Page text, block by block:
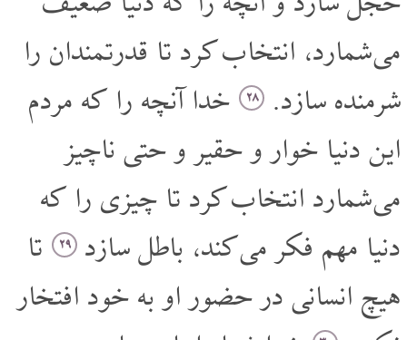
می شمارد، انتخاب کرد تا قدرتمندان را
شرمنده سازد.
۲۸ خدا آنچه را که مردم
این دنیا خوار و حقیر و حتی ناچیز
می شمارد انتخاب کرد تا چیزی را که
دنیا مهم فکر می کند، باطل سازد
۲۹ تا
هیچ انسانی در حضور او به خود افتخار